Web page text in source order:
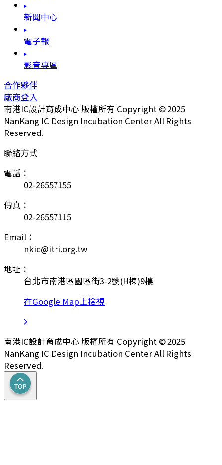
新聞中心
電子報
影音專區
合作夥伴
廠商登入
南港IC設計育成中心 版權所有 Copyright © 2025
NanKang IC Design Incubation Center All Rights
Reserved.
聯絡方式
電話：
02-26557155
傳真：
02-26557115
Email：
nkic@itri.org.tw
地址：
台北市南港區園區街3-2號(H棟)9樓
在Google Map上檢視
南港IC設計育成中心 版權所有 Copyright © 2025
NanKang IC Design Incubation Center All Rights
Reserved.